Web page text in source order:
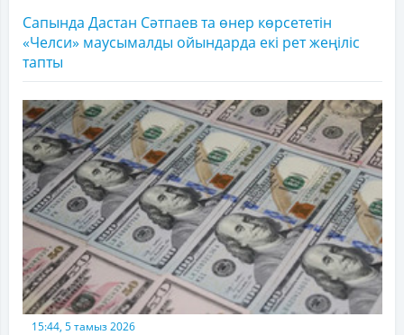
Сапында Дастан Сәтпаев та өнер көрсететін
«Челси» маусымалды ойындарда екі рет жеңіліс
тапты
15:44, 5 тамыз 2026